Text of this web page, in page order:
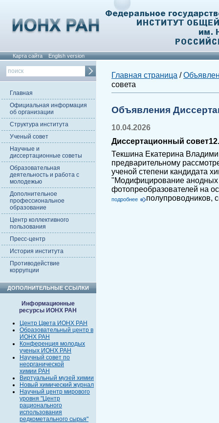
Карта сайта English version
Главная
Официальная информация
об организации
Структура института
Ученый совет
Научные и
диссертационные советы
Образовательная
деятельность и работа с
молодежью
Дополнительное
профессиональное
образование
Центр коллективного
пользования
Пресс-центр
История института
Противодействие
коррупции
ДОПОЛНИТЕЛЬНЫЕ ССЫЛКИ
Информационные
ресурсы ИОНХ РАН
Центр Цвета ИОНХ РАН
Образовательный центр в
ИОНХ РАН
Конференция молодых
ученых ИОНХ РАН
Научный совет по
неорганической
химии РАН
Виртуальный музей химии
Новый химический журнал
Научный центр мирового
уровня "Центр
рационального
использования
редкометального сырья"
Главная страница /
совета
Объявления
10.04.2026
Диссертационный
Текшина Екатерина
предварительному
ученой степени кандидата
"Модифицирование анодных
фотопреобразователей на
полупроводников,
подробнее